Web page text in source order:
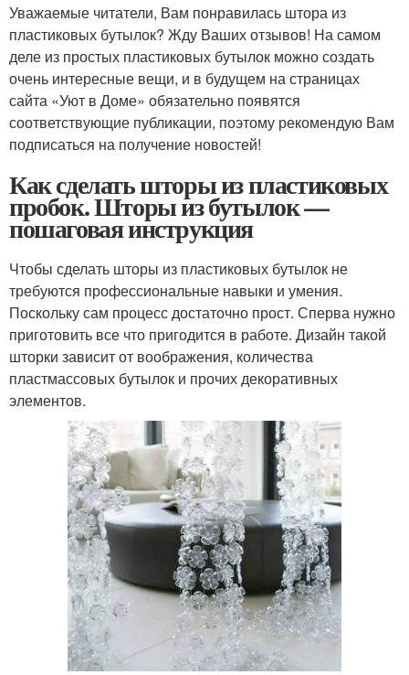
Уважаемые читатели, Вам понравилась штора из
пластиковых бутылок? Жду Ваших отзывов! На самом
деле из простых пластиковых бутылок можно создать
очень интересные вещи, и в будущем на страницах
сайта «Уют в Доме» обязательно появятся
соответствующие публикации, поэтому рекомендую Вам
подписаться на получение новостей!
Как сделать шторы из пластиковых
пробок. Шторы из бутылок —
пошаговая инструкция
Чтобы сделать шторы из пластиковых бутылок не
требуются профессиональные навыки и умения.
Поскольку сам процесс достаточно прост. Сперва нужно
приготовить все что пригодится в работе. Дизайн такой
шторки зависит от воображения, количества
пластмассовых бутылок и прочих декоративных
элементов.